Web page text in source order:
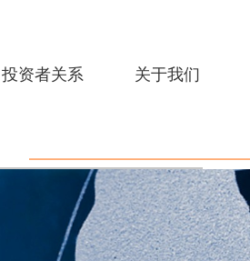
投资者关系 关于我们